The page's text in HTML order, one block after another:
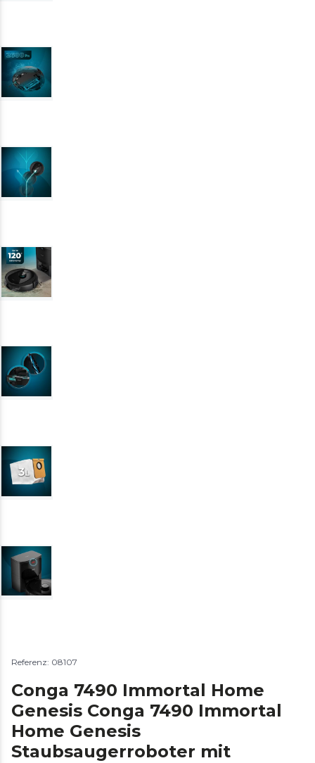
Referenz: 08107
Conga 7490 Immortal Home
Genesis Conga 7490 Immortal
Home Genesis
Staubsaugerroboter mit